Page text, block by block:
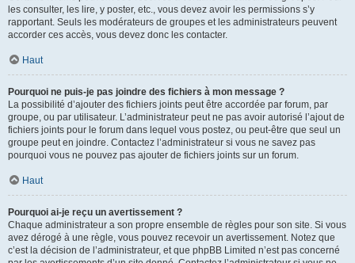
les consulter, les lire, y poster, etc., vous devez avoir les permissions s’y
rapportant. Seuls les modérateurs de groupes et les administrateurs peuvent
accorder ces accès, vous devez donc les contacter.
Haut
Pourquoi ne puis-je pas joindre des fichiers à mon message ?
La possibilité d’ajouter des fichiers joints peut être accordée par forum, par
groupe, ou par utilisateur. L’administrateur peut ne pas avoir autorisé l’ajout de
fichiers joints pour le forum dans lequel vous postez, ou peut-être que seul un
groupe peut en joindre. Contactez l’administrateur si vous ne savez pas
pourquoi vous ne pouvez pas ajouter de fichiers joints sur un forum.
Haut
Pourquoi ai-je reçu un avertissement ?
Chaque administrateur a son propre ensemble de règles pour son site. Si vous
avez dérogé à une règle, vous pouvez recevoir un avertissement. Notez que
c’est la décision de l’administrateur, et que phpBB Limited n’est pas concerné